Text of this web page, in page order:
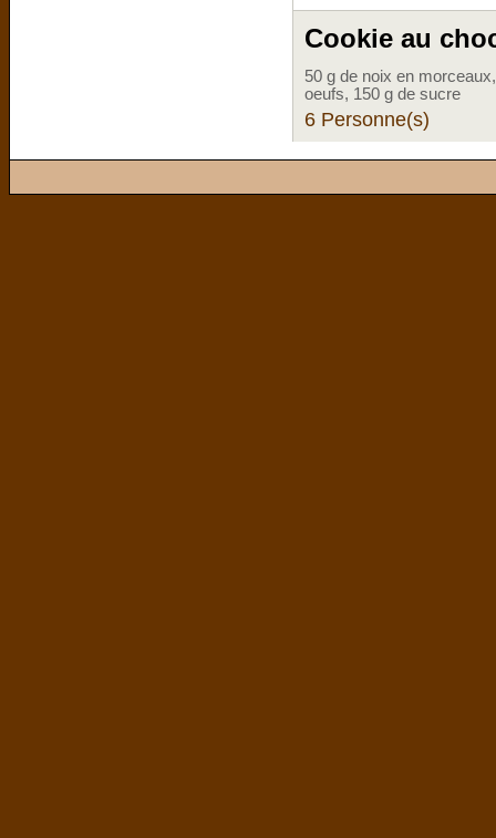
Cookie au
50 g de noix en
oeufs, 150 g de sucre
6 Personne(s)